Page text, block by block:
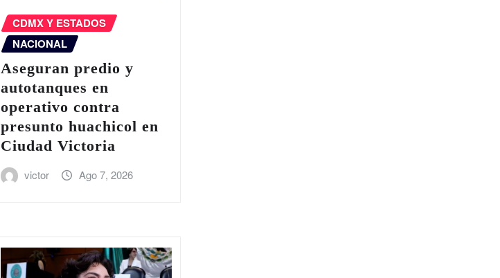
CDMX Y ESTADOS
NACIONAL
Aseguran predio y
autotanques en
operativo contra
presunto huachicol en
Ciudad Victoria
victor Ago 7, 2026